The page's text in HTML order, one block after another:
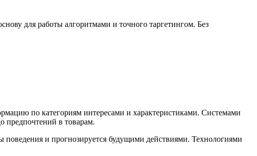
для работы алгоритмами и точного таргетингом. Без
по категориям интересами и характеристиками. Системами
предпочтений в товарам.
и прогнозируется будущими действиями. Технологиями